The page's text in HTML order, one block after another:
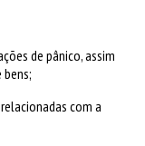
de pânico, assim
com a